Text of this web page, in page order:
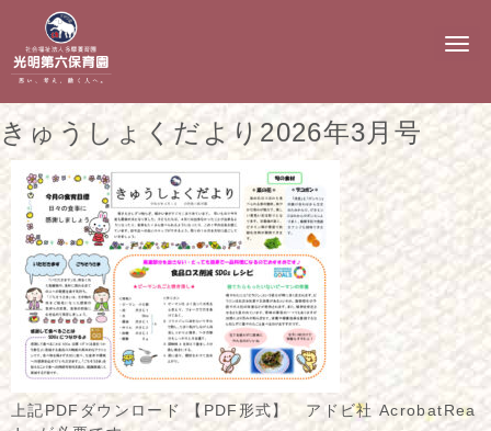
N
g
a
きゅうしょくだより2026年3月号
上記PDFダウンロード 【PDF形式】 アドビ社 AcrobatRea